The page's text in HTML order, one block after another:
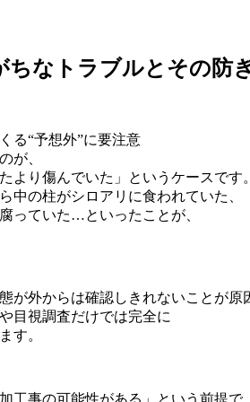
ちなトラブルとその防
る“予想外”に要注意
が、
より傷んでいた」というケースです。
中の柱がシロアリに食われていた、
っていた…といったことが、
が外からは確認しきれないことが原
目視調査だけでは完全に
す。
工事の可能性がある」という前提で